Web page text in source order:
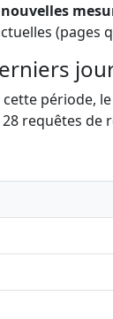
(pages
période,
requêtes de